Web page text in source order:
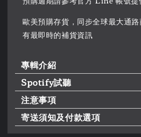
歐美預購存貨，同步全球最大通
有最即時的補貨資訊
專輯介紹
Spotify試聽
注意事項
寄送須知及付款選項